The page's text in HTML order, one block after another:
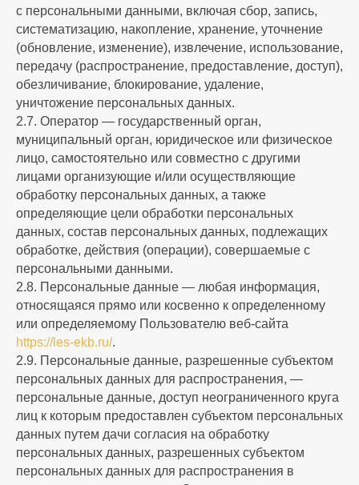
с персональными данными, включая сбор, запись,
систематизацию, накопление, хранение, уточнение
(обновление, изменение), извлечение, использование,
передачу (распространение, предоставление, доступ),
обезличивание, блокирование, удаление,
уничтожение персональных данных.
2.7. Оператор — государственный орган,
муниципальный орган, юридическое или физическое
лицо, самостоятельно или совместно с другими
лицами организующие и/или осуществляющие
обработку персональных данных, а также
определяющие цели обработки персональных
данных, состав персональных данных, подлежащих
обработке, действия (операции), совершаемые с
персональными данными.
2.8. Персональные данные — любая информация,
относящаяся прямо или косвенно к определенному
или определяемому Пользователю веб-сайта
https://les-ekb.ru/.
2.9. Персональные данные, разрешенные субъектом
персональных данных для распространения, —
персональные данные, доступ неограниченного круга
лиц к которым предоставлен субъектом персональных
данных путем дачи согласия на обработку
персональных данных, разрешенных субъектом
персональных данных для распространения в